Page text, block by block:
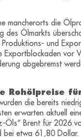
mancherorts die
des Ölmarkts
und
vor
abgebremst
Rohölpreise
die bereits
erwarten aktuell
Öls“ Brent für 2026
bei etwa 61,80